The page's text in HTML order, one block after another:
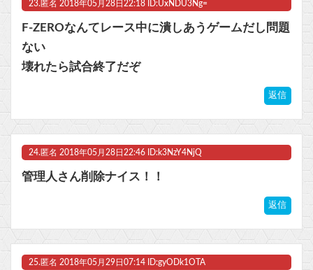
23. 匿名 2018年05月28日22:18 ID:UxNDU3Ng=
F-ZEROなんてレース中に潰しあうゲームだし問題
ない
壊れたら試合終了だぞ
返信
24. 匿名 2018年05月28日22:46 ID:k3NzY4NjQ
管理人さん削除ナイス！！
返信
25. 匿名 2018年05月29日07:14 ID:gyODk1OTA